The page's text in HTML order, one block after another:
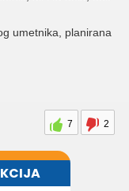
umetnika, planirana
7 2